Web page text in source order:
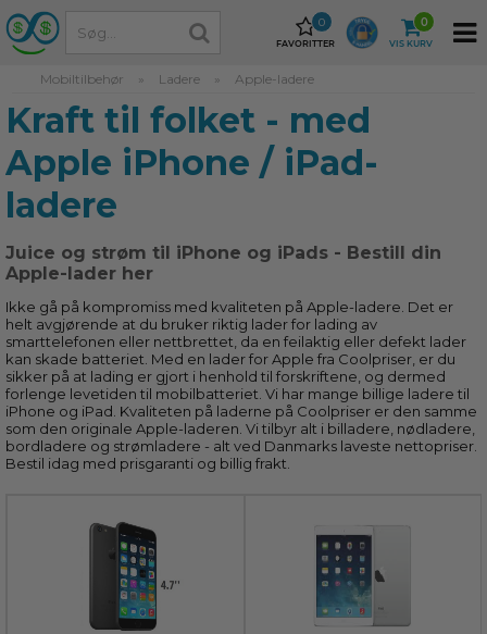
FAVORITTER
0
VIS KURV
0
Mobiltilbehør » Ladere » Apple-ladere
Kraft til folket - med
Apple iPhone / iPad-
ladere
Juice og strøm til iPhone og iPads - Bestill din
Apple-lader her
Ikke gå på kompromiss med kvaliteten på Apple-ladere. Det er
helt avgjørende at du bruker riktig lader for lading av
smarttelefonen eller nettbrettet, da en feilaktig eller defekt lader
kan skade batteriet. Med en lader for Apple fra Coolpriser, er du
sikker på at lading er gjort i henhold til forskriftene, og dermed
forlenge levetiden til mobilbatteriet. Vi har mange billige ladere til
iPhone og iPad. Kvaliteten på laderne på Coolpriser er den samme
som den originale Apple-laderen. Vi tilbyr alt i billadere, nødladere,
bordladere og strømladere - alt ved Danmarks laveste nettopriser.
Bestil idag med prisgaranti og billig frakt.